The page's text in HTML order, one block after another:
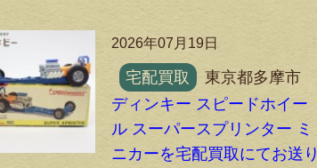
2026年07月19日
宅配買取
東京都多摩市
ディンキー スピードホイー
ル スーパースプリンター ミ
ニカーを宅配買取にてお送り